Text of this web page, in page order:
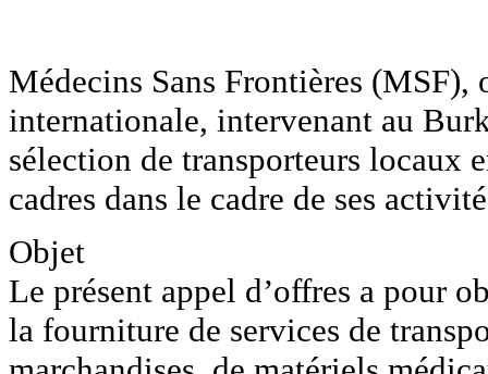
Médecins Sans Frontières
internationale, intervenant au
sélection de transporteurs locaux
cadres dans le cadre de ses
Objet
Le présent appel d’offres a pour
la fourniture de services de